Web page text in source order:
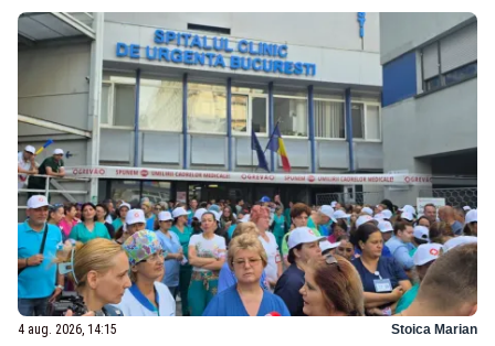
4 aug. 2026, 14:15 Stoica Marian